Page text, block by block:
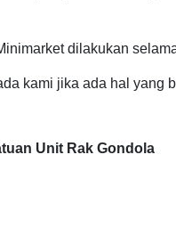
dilakukan
kami jika ada hal yang
Unit Rak Gondola